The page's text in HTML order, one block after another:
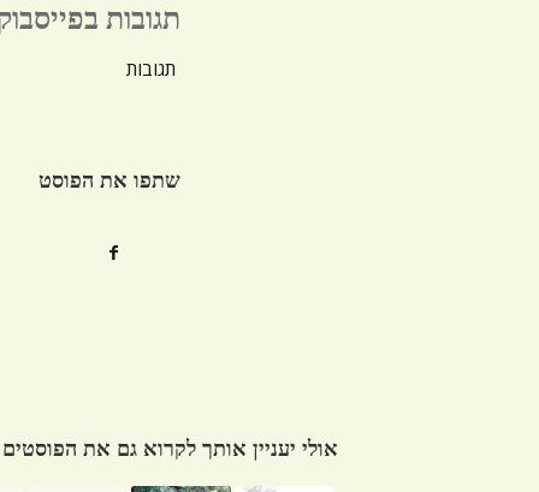
תגובות
תגובות
שתפו את הפוסט
אולי יעניין אותך לקרוא גם את